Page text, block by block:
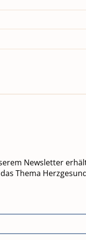
Newsletter
Thema